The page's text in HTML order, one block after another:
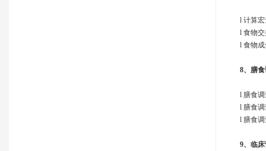
l 计算
l 食物
l 食物
8、 膳
l 膳食
l 膳食
l 膳食
9、 临